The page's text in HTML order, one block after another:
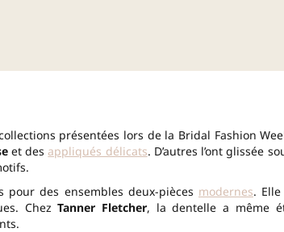
présentées lors de la Bridal Fashion
et des appliqués délicats. D’autres l’ont glissée
des ensembles deux-pièces modernes.
ChezTanner Fletcher, la dentelle a même